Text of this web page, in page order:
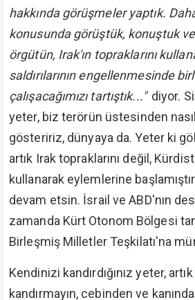
hakkında görüşmeler yaptık.
konusunda görüştük, konuştuk
örgütün, Irak'ın topraklarını
saldırılarının engellenmesinde
çalışacağımızı tartıştık..." diyor.
yeter, biz terörün üstesinden
gösteririz, dünyaya da. Yeter ki
artık Irak topraklarını değil,
kullanarak eylemlerine
devam etsin. İsrail ve ABD'nın
zamanda Kürt Otonom Bölgesi
Birleşmiş Milletler Teşkilatı'na
Kendinizi kandırdığınız yeter,
kandırmayın, cebinden ve